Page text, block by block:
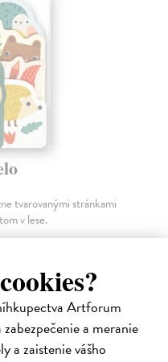
Artforum
a meranie
a zaistenie vášho
tvarovanými stránkami
v lese.